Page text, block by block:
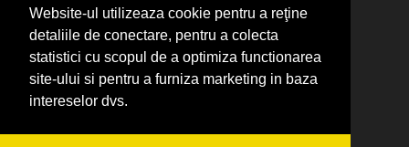
Website-ul utilizeaza cookie pentru a reţine
detaliile de conectare, pentru a colecta
statistici cu scopul de a optimiza functionarea
site-ului si pentru a furniza marketing in baza
intereselor dvs.
Service-Reparatii.com
Cardiologul.ro
CentraleBoilere.ro
CentruInchirieri.ro